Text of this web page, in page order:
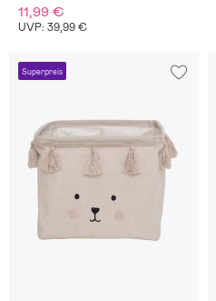
11,99 €
UVP: 39,99 €
Superpreis